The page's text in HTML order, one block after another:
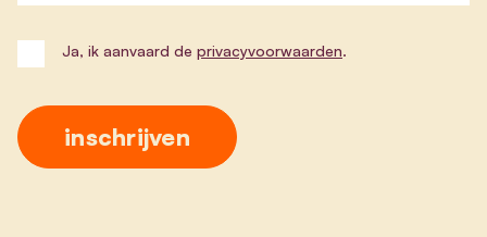
Ja, ik aanvaard de privacyvoorwaarden.